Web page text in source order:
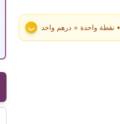
• نقطة واحدة = درهم واحد ب